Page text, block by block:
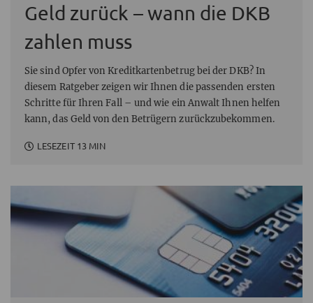
Geld zurück – wann die DKB
zahlen muss
Sie sind Opfer von Kreditkartenbetrug bei der DKB? In
diesem Ratgeber zeigen wir Ihnen die passenden ersten
Schritte für Ihren Fall – und wie ein Anwalt Ihnen helfen
kann, das Geld von den Betrügern zurückzubekommen.
LESEZEIT 13 MIN